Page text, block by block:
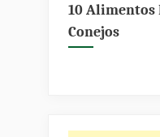
10 Alimentos
Conejos